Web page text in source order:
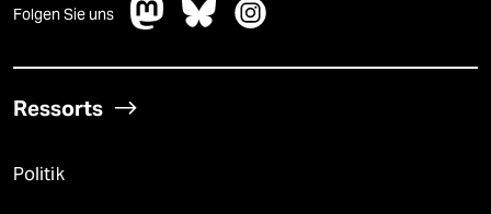
Folgen Sie uns
Ressorts
Politik